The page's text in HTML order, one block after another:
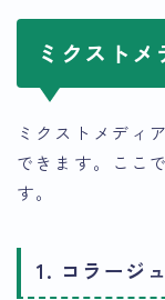
ミクスト
ミクストメディ
できます。ここ
す。
1. コラージ